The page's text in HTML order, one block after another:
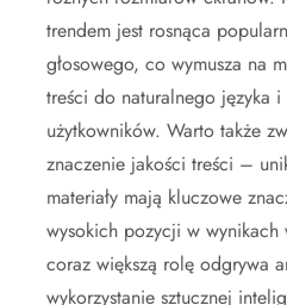
trendem jest rosnąca
głosowego, co wymusza na
treści do naturalnego języka
użytkowników. Warto także
znaczenie jakości treści –
materiały mają kluczowe
wysokich pozycji w wynikach
coraz większą rolę odgrywa
wykorzystanie sztucznej